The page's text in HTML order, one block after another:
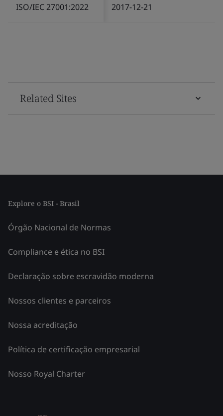
ISO/IEC 27001:2022 2017-12-21
Related Sites
Explore o BSI - Brasil
Órgão Nacional de Normas
Compliance e ética no BSI
Declaração sobre escravidão moderna
Nossos clientes e parceiros
Nossa acreditação
Política de certificação empresarial
Nosso Royal Charter